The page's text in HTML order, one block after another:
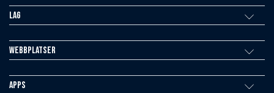
Lag
Webbplatser
Apps